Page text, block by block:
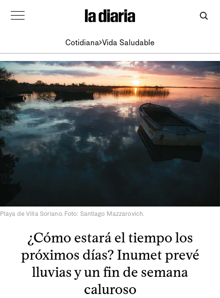
Cotidiana Vida Saludable
Playa de Villa Soriano. Foto: Santiago Mazzarovich.
¿Cómo estará el tiempo los
próximos días? Inumet prevé
lluvias y un fin de semana
caluroso